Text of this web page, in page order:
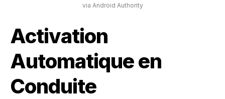
via Android Authority
Activation
Automatique en
Conduite